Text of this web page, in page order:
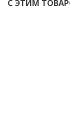
С ЭТИМ